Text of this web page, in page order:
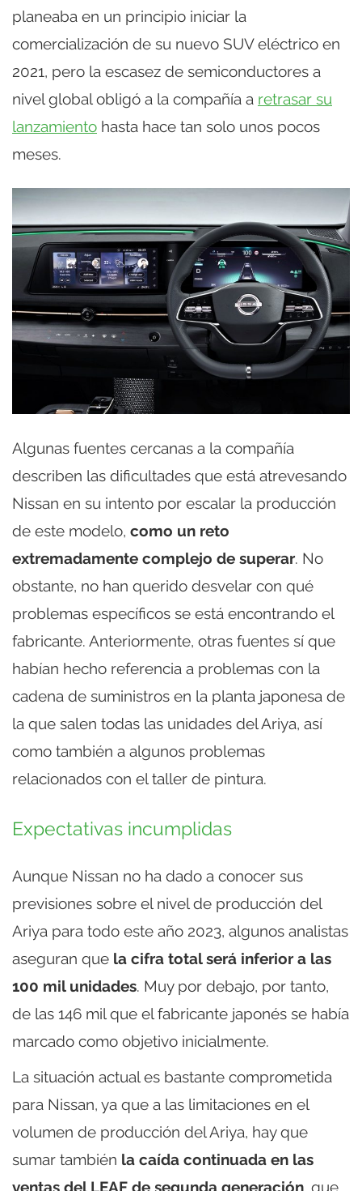
planeaba en un principio iniciar la
comercialización de su nuevo SUV eléctrico en
2021, pero la escasez de semiconductores a
nivel global obligó a la compañía a retrasar su
lanzamiento hasta hace tan solo unos pocos
meses.
Algunas fuentes cercanas a la compañía
describen las dificultades que está atrevesando
Nissan en su intento por escalar la producción
de este modelo, como un reto
extremadamente complejo de superar. No
obstante, no han querido desvelar con qué
problemas específicos se está encontrando el
fabricante. Anteriormente, otras fuentes sí que
habían hecho referencia a problemas con la
cadena de suministros en la planta japonesa de
la que salen todas las unidades del Ariya, así
como también a algunos problemas
relacionados con el taller de pintura.
Expectativas incumplidas
Aunque Nissan no ha dado a conocer sus
previsiones sobre el nivel de producción del
Ariya para todo este año 2023, algunos analistas
aseguran que la cifra total será inferior a las
100 mil unidades. Muy por debajo, por tanto,
de las 146 mil que el fabricante japonés se había
marcado como objetivo inicialmente.
La situación actual es bastante comprometida
para Nissan, ya que a las limitaciones en el
volumen de producción del Ariya, hay que
sumar también la caída continuada en las
ventas del LEAF de segunda generación , que